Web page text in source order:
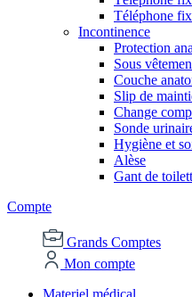
Téléphone
Incontinence
Protection
Sous
Couche
Slip de
Change
Sonde
Hygiène et
Alèse
Gant de
Compte
Grands Comptes
Mon compte
Materiel médical